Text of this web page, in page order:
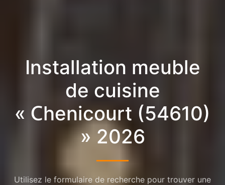
Installation meuble
de cuisine
« Chenicourt (54610)
» 2026
Utilisez le formulaire de recherche pour trouver une